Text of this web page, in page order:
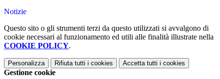
Notizie
Questo sito o gli strumenti terzi da questo utilizzati si avvalgono di
cookie necessari al funzionamento ed utili alle finalità illustrate nella
COOKIE POLICY.
Personalizza Rifiuta tutti i cookies Accetta tutti i cookies
Gestione cookie